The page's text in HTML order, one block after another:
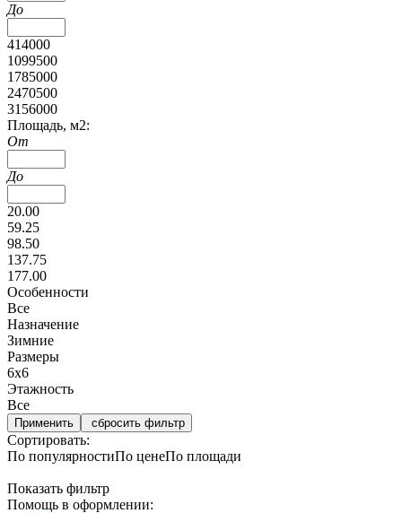
До
414000
1099500
1785000
2470500
3156000
Площадь, м2:
От
До
20.00
59.25
98.50
137.75
177.00
Особенности
Все
Назначение
Зимние
Размеры
6х6
Этажность
Все
сбросить фильтр
Сортировать:
По популярностиПо ценеПо площади
Показать фильтр
Помощь в оформлении: